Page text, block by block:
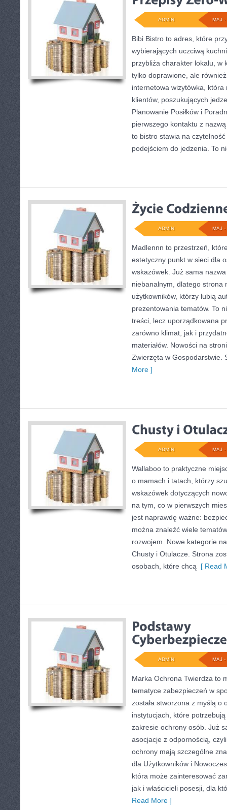
MAJ -
ADMIN
Bibi Bistro to adres, które
wybierających uczciwą
przybliża charakter lokalu, w
tylko doprawione, ale
internetowa wizytówka,
klientów, poszukujących
Planowanie Posiłków i
pierwszego kontaktu z
to bistro stawia na
podejściem do jedzenia. To
MAJ -
ADMIN
Madlennn to przestrzeń,
estetyczny punkt w sieci dla
wskazówek. Już sama
niebanalnym, dlatego strona
użytkowników, którzy lubią
prezentowania tematów. To
treści, lecz uporządkowana
zarówno klimat, jak i
materiałów. Nowości na
Zwierzęta w Gospodarstwie.
More ]
MAJ -
ADMIN
Wallaboo to praktyczne
o mamach i tatach, którzy
wskazówek dotyczących
na tym, co w pierwszych
jest naprawdę ważne:
można znaleźć wiele
rozwojem. Nowe kategorie
Chusty i Otulacze. Strona
osobach, które chcą [ Read
MAJ -
ADMIN
Marka Ochrona Twierdza to
tematyce zabezpieczeń w
została stworzona z myślą o
instytucjach, które
zakresie ochrony osób. Już
asocjacje z odpornością,
ochrony mają szczególne
dla Użytkowników i
która może zainteresować
jak i właścicieli posesji, dla
Read More ]